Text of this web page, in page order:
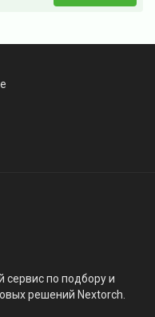
сервис по подбору и
решений Nextorch.